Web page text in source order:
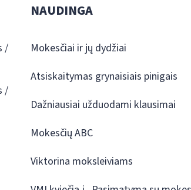
/
/
NAUDINGA
Mokesčiai ir jų dydžiai
Atsiskaitymas grynaisiais pinigais
Dažniausiai užduodami klausimai
Mokesčių ABC
Viktorina moksleiviams